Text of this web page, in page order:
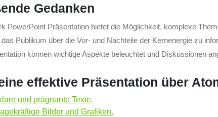
Gedanken
PowerPoint Präsentation bietet die Möglichkeit, komplexe
Publikum über die Vor- und Nachteile der Kernenergie zu
können wichtige Aspekte beleuchtet und Diskussionen
effektive Präsentation über
und prägnante Texte.
Bilder und Grafiken.